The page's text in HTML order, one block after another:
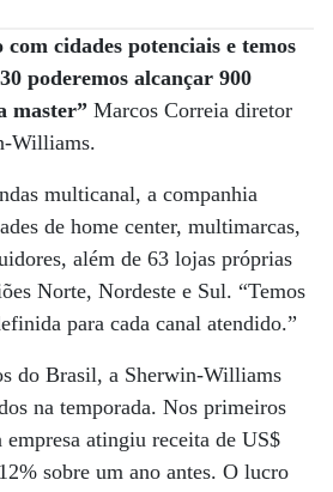
com cidades potenciais e temos
poderemos alcançar 900
master” Marcos Correia diretor
Williams.
multicanal, a companhia
de home center, multimarcas,
além de 63 lojas próprias
Norte, Nordeste e Sul. “Temos
para cada canal atendido.”
do Brasil, a Sherwin-Williams
na temporada. Nos primeiros
empresa atingiu receita de US$
sobre um ano antes. O lucro